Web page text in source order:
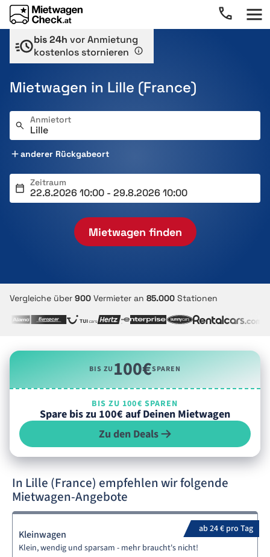
bis 24h vor Anmietung
kostenlos stornieren
Mietwagen in Lille (France)
Anmietort
anderer Rückgabeort
Zeitraum
Mietwagen finden
Vergleiche über 900 Vermieter an 85.000 Stationen
BIS ZU100€SPAREN
BIS ZU 100€ SPAREN
Spare bis zu 100€ auf Deinen Mietwagen
Zu den Deals
In Lille (France) empfehlen wir folgende
Mietwagen-Angebote
ab 24 € pro Tag
Kleinwagen
Klein, wendig und sparsam - mehr braucht's nicht!